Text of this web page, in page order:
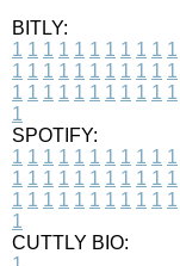
BITLY:
1 1 1 1 1 1 1 1 1 1 1
1 1 1 1 1 1 1 1 1 1 1
1 1 1 1 1 1 1 1 1 1 1
1
SPOTIFY:
1 1 1 1 1 1 1 1 1 1 1
1 1 1 1 1 1 1 1 1 1 1
1 1 1 1 1 1 1 1 1 1 1
1
CUTTLY BIO: